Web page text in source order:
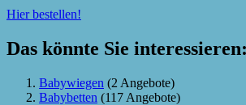
Hier bestellen!
Das könnte Sie interessieren:
Babywiegen (2 Angebote)
Babybetten (117 Angebote)